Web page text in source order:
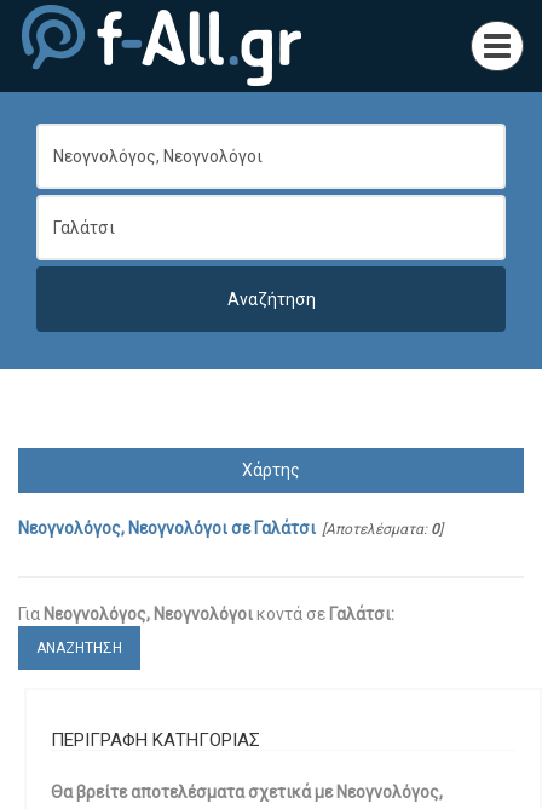
Χάρτης
Νεογνολόγος, Νεογνολόγοισε Γαλάτσι [Αποτελέσματα: 0]
Για Νεογνολόγος, Νεογνολόγοικοντά σε Γαλάτσι:
ΑΝΑΖΗΤΗΣΗ
ΠΕΡΙΓΡΑΦΗ ΚΑΤΗΓΟΡΙΑΣ
Θα βρείτε αποτελέσματα σχετικά με Νεογνολόγος,